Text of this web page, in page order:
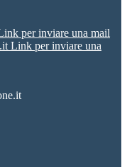
per inviare una mail
Link per inviare una